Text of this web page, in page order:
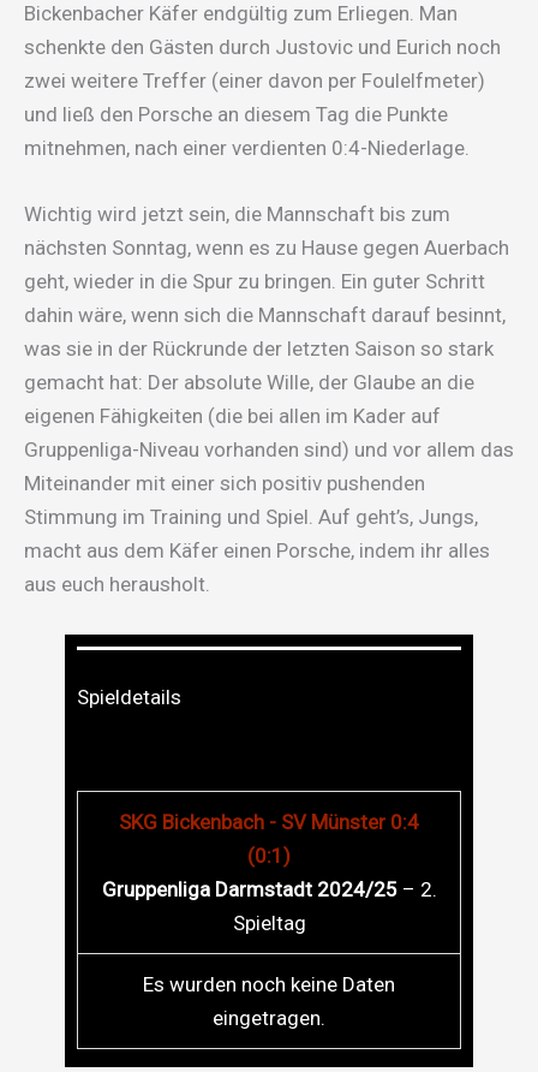
Bickenbacher Käfer endgültig zum Erliegen. Man
schenkte den Gästen durch Justovic und Eurich noch
zwei weitere Treffer (einer davon per Foulelfmeter)
und ließ den Porsche an diesem Tag die Punkte
mitnehmen, nach einer verdienten 0:4-Niederlage.
Wichtig wird jetzt sein, die Mannschaft bis zum
nächsten Sonntag, wenn es zu Hause gegen Auerbach
geht, wieder in die Spur zu bringen. Ein guter Schritt
dahin wäre, wenn sich die Mannschaft darauf besinnt,
was sie in der Rückrunde der letzten Saison so stark
gemacht hat: Der absolute Wille, der Glaube an die
eigenen Fähigkeiten (die bei allen im Kader auf
Gruppenliga-Niveau vorhanden sind) und vor allem das
Miteinander mit einer sich positiv pushenden
Stimmung im Training und Spiel. Auf geht’s, Jungs,
macht aus dem Käfer einen Porsche, indem ihr alles
aus euch herausholt.
Spieldetails
SKG Bickenbach - SV Münster 0:4
(0:1)
Gruppenliga Darmstadt 2024/25– 2.
Spieltag
Es wurden noch keine Daten
eingetragen.